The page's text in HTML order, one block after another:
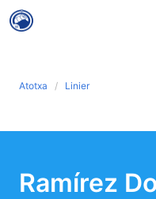
Atotxa Linier
Ramírez